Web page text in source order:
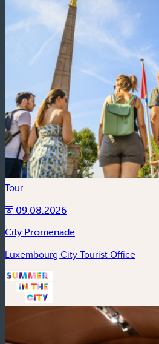
Tour
09.08.2026
City Promenade
Luxembourg City Tourist Office